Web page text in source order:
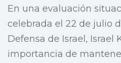
En una evaluación
celebrada el 22 de julio
Defensa de Israel, Israel
importancia de